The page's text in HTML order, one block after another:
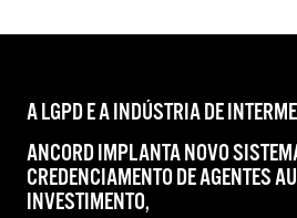
A LGPD E A INDÚSTRIA DE
ANCORD IMPLANTA NOVO
CREDENCIAMENTO DE AGENTES
INVESTIMENTO,